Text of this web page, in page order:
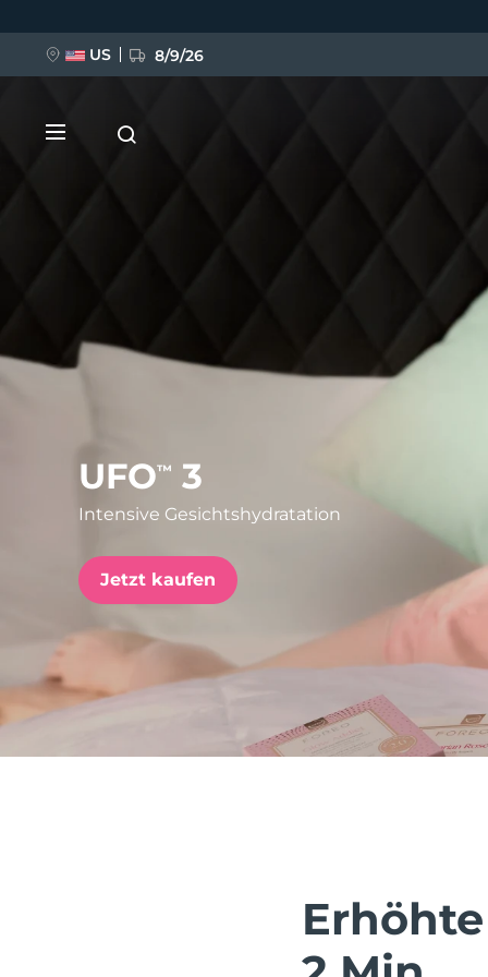
UFO™ 3
Intensive Gesichtshydratation
Jetzt kaufen
US 8/9/26
BREAKING NEWS
issa™ Teeth Whitening Set
FAQ™ Dual LED Panel
BELIEBT